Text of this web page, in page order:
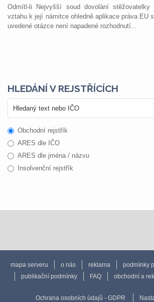
Odmítl-li Nejvyšší soud dovolání stěžovatelky
vztahu k její námitce ohledně aplikace práva EU
uvedené otázce není napadené rozhodnutí...
HLEDÁNÍ V REJSTŘÍCÍCH
Obchodní rejstřík
ARES dle IČO
ARES dle jména / názvu
Insolvenční rejstřík
mapa serveru o nás reklama podmínky
publikační podmínky
FAQ obchodní a
Ochrana osobních údajů - GDPR